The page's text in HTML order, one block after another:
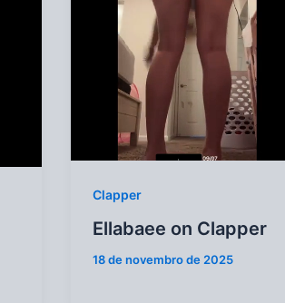
Clapper
Ellabaee on Clapper
18 de novembro de 2025